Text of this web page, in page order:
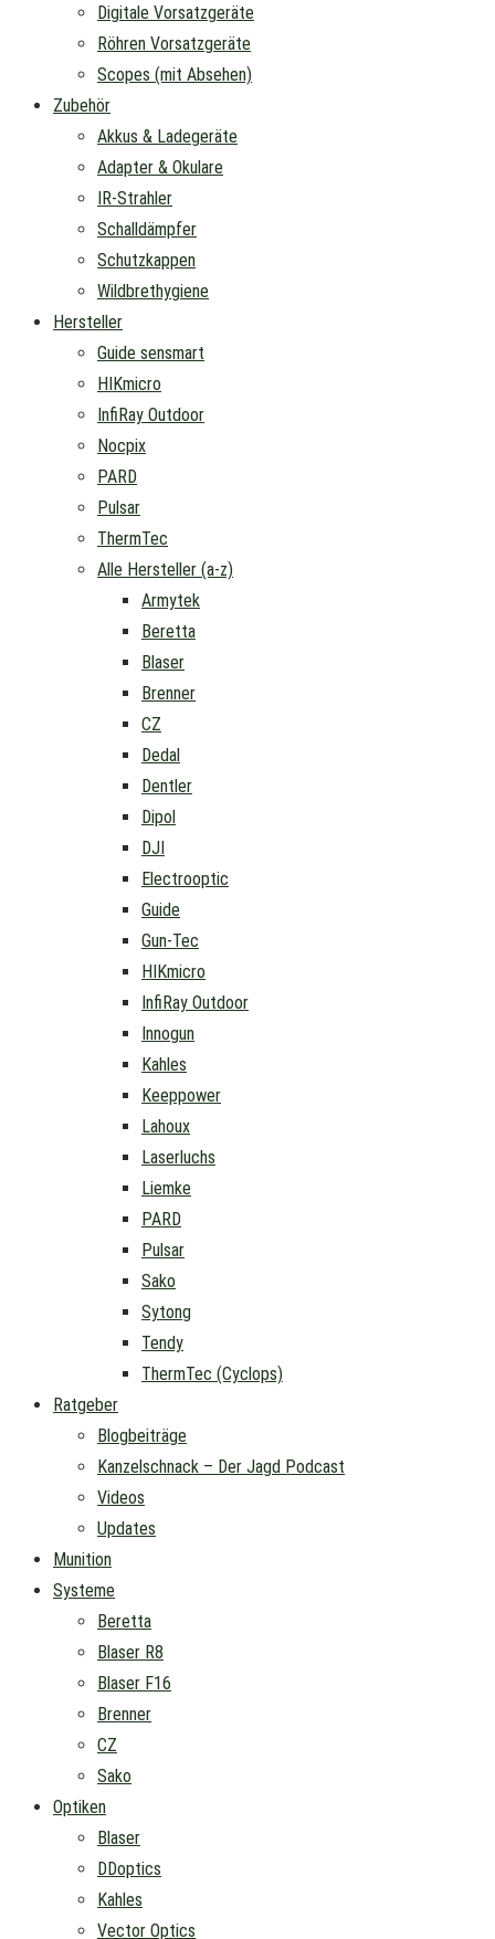
Digitale Vorsatzgeräte
Röhren Vorsatzgeräte
Scopes (mit Absehen)
Zubehör
Akkus & Ladegeräte
Adapter & Okulare
IR-Strahler
Schalldämpfer
Schutzkappen
Wildbrethygiene
Hersteller
Guide sensmart
HIKmicro
InfiRay Outdoor
Nocpix
PARD
Pulsar
ThermTec
Alle Hersteller (a-z)
Armytek
Beretta
Blaser
Brenner
CZ
Dedal
Dentler
Dipol
DJI
Electrooptic
Guide
Gun-Tec
HIKmicro
InfiRay Outdoor
Innogun
Kahles
Keeppower
Lahoux
Laserluchs
Liemke
PARD
Pulsar
Sako
Sytong
Tendy
ThermTec (Cyclops)
Ratgeber
Blogbeiträge
Kanzelschnack – Der Jagd Podcast
Videos
Updates
Munition
Systeme
Beretta
Blaser R8
Blaser F16
Brenner
CZ
Sako
Optiken
Blaser
DDoptics
Kahles
Vector Optics